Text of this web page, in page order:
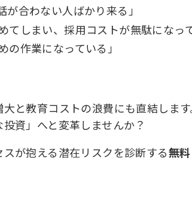
が合わない人ばかり来る」
てしまい、採用コストが無駄になっ
の作業になっている」
と教育コストの浪費にも直結しま
資」へと変革しませんか？
が抱える潜在リスクを診断する無